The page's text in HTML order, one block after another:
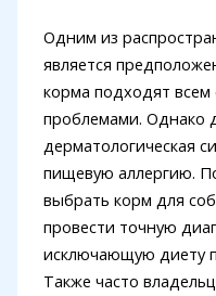
Одним из
является
корма подходят
проблемами. Однако
дерматологическая
пищевую аллергию.
выбрать корм для
провести точную
исключающую диету
Также часто